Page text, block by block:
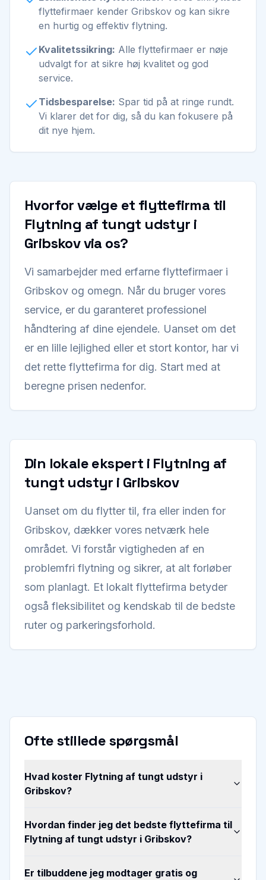
flyttefirmaer kender Gribskov og kan sikre
en hurtig og effektiv flytning.
Kvalitetssikring: Alle flyttefirmaer er nøje
udvalgt for at sikre høj kvalitet og god
service.
Tidsbesparelse: Spar tid på at ringe rundt.
Vi klarer det for dig, så du kan fokusere på
dit nye hjem.
Hvorfor vælge et flyttefirma til
Flytning af tungt udstyr i
Gribskov via os?
Vi samarbejder med erfarne flyttefirmaer i
Gribskov og omegn. Når du bruger vores
service, er du garanteret professionel
håndtering af dine ejendele. Uanset om det
er en lille lejlighed eller et stort kontor, har vi
det rette flyttefirma for dig. Start med at
beregne prisen nedenfor.
Din lokale ekspert i Flytning af
tungt udstyr i Gribskov
Uanset om du flytter til, fra eller inden for
Gribskov, dækker vores netværk hele
området. Vi forstår vigtigheden af en
problemfri flytning og sikrer, at alt forløber
som planlagt. Et lokalt flyttefirma betyder
også fleksibilitet og kendskab til de bedste
ruter og parkeringsforhold.
Ofte stillede spørgsmål
Hvad koster Flytning af tungt udstyr i
Gribskov?
Hvordan finder jeg det bedste flyttefirma til
Flytning af tungt udstyr i Gribskov?
Er tilbuddene jeg modtager gratis og